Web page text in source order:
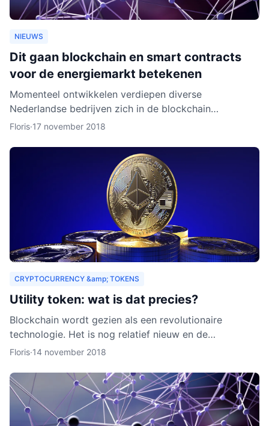
NIEUWS
Dit gaan blockchain en smart contracts
voor de energiemarkt betekenen
Momenteel ontwikkelen verdiepen diverse
Nederlandse bedrijven zich in de blockchain
technologie. Enkele daarvan, zoals BlockLab uit
Floris·17 november 2018
CRYPTOCURRENCY &amp; TOKENS
Utility token: wat is dat precies?
Blockchain wordt gezien als een revolutionaire
technologie. Het is nog relatief nieuw en de
verwachting is dat het zich de komende jaren verder
Floris·14 november 2018